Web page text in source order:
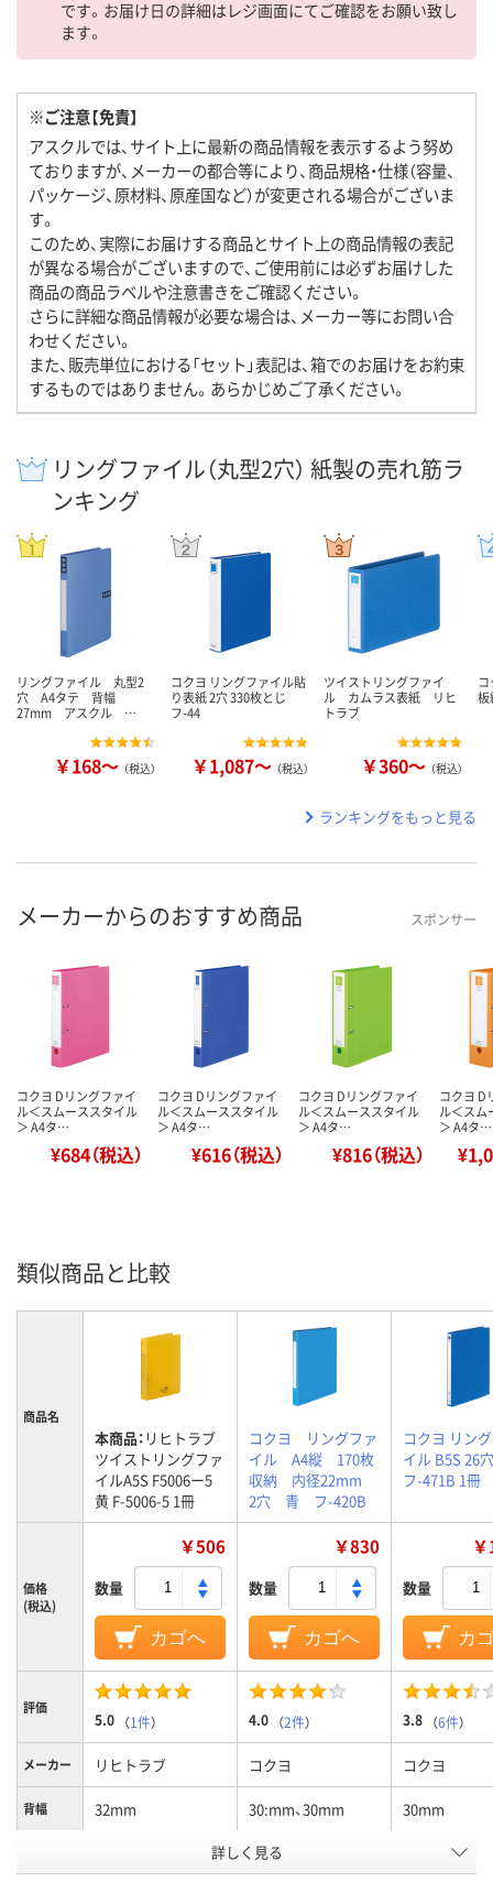
です。お届け日の詳細はレジ画面にてご確認をお願い致し
ます。
※ご注意【免責】
アスクルでは、サイト上に最新の商品情報を表示するよう努め
ておりますが、メーカーの都合等により、商品規格・仕様（容量、
パッケージ、原材料、原産国など）が変更される場合がございま
す。
このため、実際にお届けする商品とサイト上の商品情報の表記
が異なる場合がございますので、ご使用前には必ずお届けした
商品の商品ラベルや注意書きをご確認ください。
さらに詳細な商品情報が必要な場合は、メーカー等にお問い合
わせください。
また、販売単位における「セット」表記は、箱でのお届けをお約束
するものではありません。あらかじめご了承ください。
リングファイル（丸型2穴） 紙製の売れ筋ラ
ンキング
リングファイル 丸型2
穴 A4タテ 背幅
27mm アスクル …
￥168～ （税込）
コクヨ リングファイル貼
り表紙 2穴 330枚とじ
フ-44
￥1,087～ （税込）
ツイストリングファイ
ル カムラス表紙 リヒ
トラブ
￥360～ （税込）
板
ランキングをもっと見る
メーカーからのおすすめ商品 スポンサー
コクヨ Dリングファイ
ル＜スムーススタイル
＞ A4タ…
¥684（税込）
コクヨ Dリングファイ
ル＜スムーススタイル
＞ A4タ…
¥616（税込）
コクヨ Dリングファイ
ル＜スムーススタイル
＞ A4タ…
¥816（税込）
コクヨ D
ル＜スム
＞ A4タ…
類似商品と比較
商品名
本商品： リヒトラブ
ツイストリングファ
イルA5S F5006ー5
黄 F-5006-5 1冊
コクヨ リングファ
イル A4縦 170枚
収納 内径22mm
2穴 青 フ-420B
コクヨ リン
イル B5S 26穴
フ-471B 1冊
価格
(税込)
￥506
数量
カゴへ
￥830
数量
カゴへ
数量
カ
評価
5.0 （1件） 4.0 （2件） 3.8 （6件）
メーカー リヒトラブ コクヨ コクヨ
背幅 32mm 30:mm、30mm 30mm
～200枚、200、～200
枚
～200枚、170、～200
枚
～200枚、120
詳しく見る